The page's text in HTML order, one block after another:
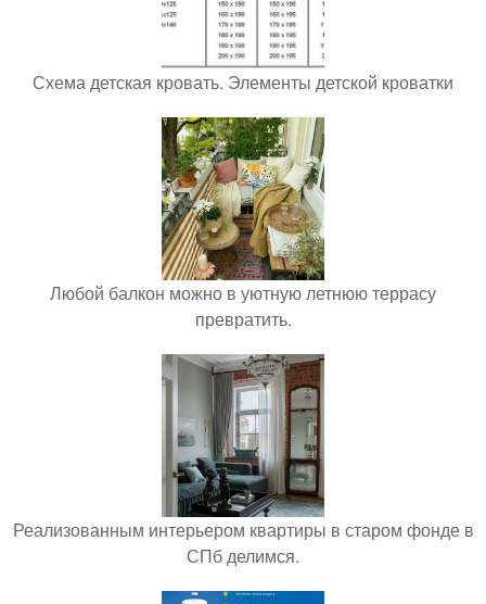
Схема детская кровать. Элементы детской кроватки
Любой балкон можно в уютную летнюю террасу
превратить.
Реализованным интерьером квартиры в старом фонде в
СПб делимся.